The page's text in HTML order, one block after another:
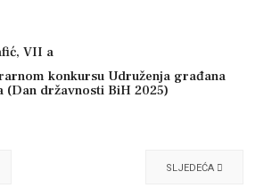
VII a
konkursu Udruženja građana
(Dan državnosti BiH 2025)
SLJEDEĆA